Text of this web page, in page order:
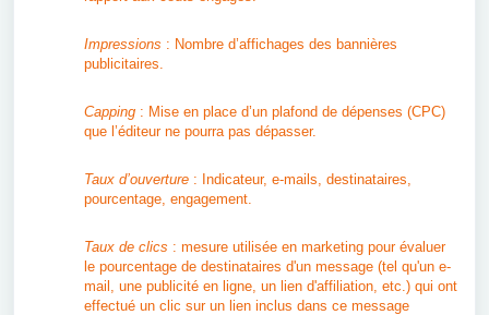
Impressions : Nombre d’affichages des bannières
publicitaires.
Capping : Mise en place d’un plafond de dépenses (CPC)
que l’éditeur ne pourra pas dépasser.
Taux d’ouverture : Indicateur, e-mails, destinataires,
pourcentage, engagement.
Taux de clics : mesure utilisée en marketing pour évaluer
le pourcentage de destinataires d'un message (tel qu'un e-
mail, une publicité en ligne, un lien d'affiliation, etc.) qui ont
effectué un clic sur un lien inclus dans ce message